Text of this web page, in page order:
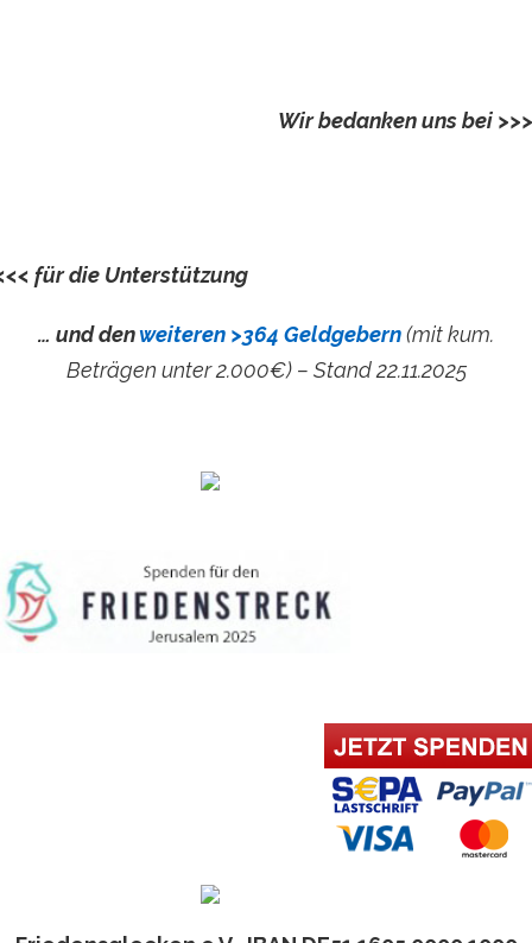
Wir bedanken uns bei
für die Unterstützung
… und denweiteren >364 Geldgebern(mit kum.
Beträgen unter 2.000€) – Stand 22.11.2025